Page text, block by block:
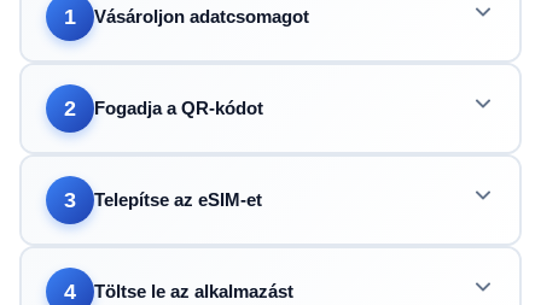
1 Vásároljon adatcsomagot
2 Fogadja a QR-kódot
3 Telepítse az eSIM-et
4 Töltse le az alkalmazást